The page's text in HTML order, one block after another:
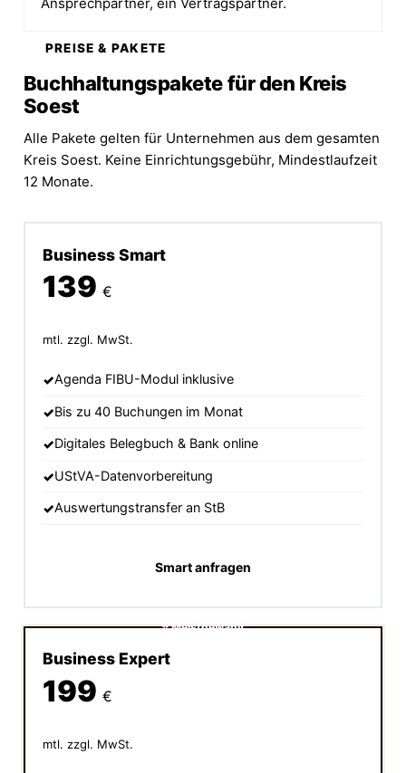
PREISE & PAKETE
Buchhaltungspakete für den Kreis
Soest
Alle Pakete gelten für Unternehmen aus dem gesamten
Kreis Soest. Keine Einrichtungsgebühr, Mindestlaufzeit
12 Monate.
Business Smart
139€
mtl. zzgl. MwSt.
Agenda FIBU-Modul inklusive
Bis zu 40 Buchungen im Monat
Digitales Belegbuch & Bank online
UStVA-Datenvorbereitung
Auswertungstransfer an StB
Smart anfragen
⭐ Meistgewählt
Business Expert
199€
mtl. zzgl. MwSt.